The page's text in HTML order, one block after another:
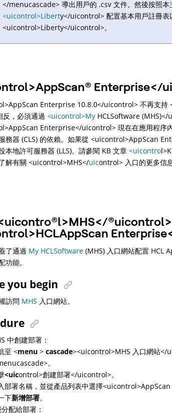
</menucascade> 導出用戶的 .csv 文件。然後按照本
<uicontrol>Liberty</uicontrol> 配置基本用戶註冊表
<uicontrol>Liberty</uicontrol>。
® Enterprise</
Enterprise 10.8.0</uicontrol> 不再支
反，必須通過<uicontrol>My HCLSoftware (MHS)</
Enterprise</uicontrol> 現在在應用程序
務器 (CLS) 的依賴。如果從 <uicontrol>AppScan
本地許可服務器 (LLS)。請參閱 KB 文章<uicontro
解有關 <uicontrol>MHS</uicontrol> 入口的更多信
tro®l>MHS</®
了通過 My HCLSoftware (MHS) 入口網站配置 HCL
功能。
you begin
訪問 MHS 入口網站。
中創建部署：
至 <menu >cascade><uicontrol>MHS 入口網站
。
<uicontrol>創建部署</uicontrol>。
部署名稱，並從產品列表中選擇
下新增部署。
配給部署：